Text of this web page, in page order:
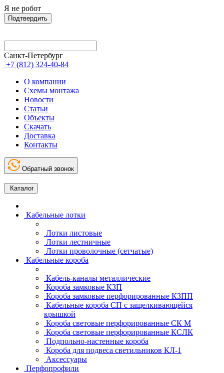
Я не робот
Подтвердить
Санкт-Петербург
+7 (812) 324-40-84
О компании
Схемы монтажа
Новости
Статьи
Объекты
Скачать
Доставка
Контакты
Обратный звонок
Каталог
Кабельные лотки
Лотки листовые
Лотки лестничные
Лотки проволочные (сетчатые)
Кабельные короба
Кабель-каналы металлические
Короба замковые КЗП
Короба замковые перфорированные КЗПП
Кабельные короба СП с защелкивающейся
крышкой
Короба световые перфорированные СК М
Короба световые перфорированные КСЛК
Подпольно-настенные короба
Короба для подвеса светильников КЛ-1
Аксессуары
Перфопрофили